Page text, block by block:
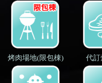
烤肉場地(限包棟) 代